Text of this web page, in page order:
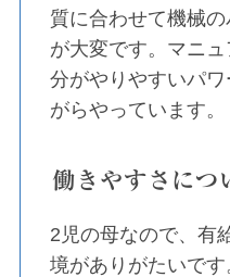
質に合わせて機械
が大変です。マニ
分がやりやすいパ
がらやっています。
働きやすさにつ
2児の母なので、有
境がありがたいで